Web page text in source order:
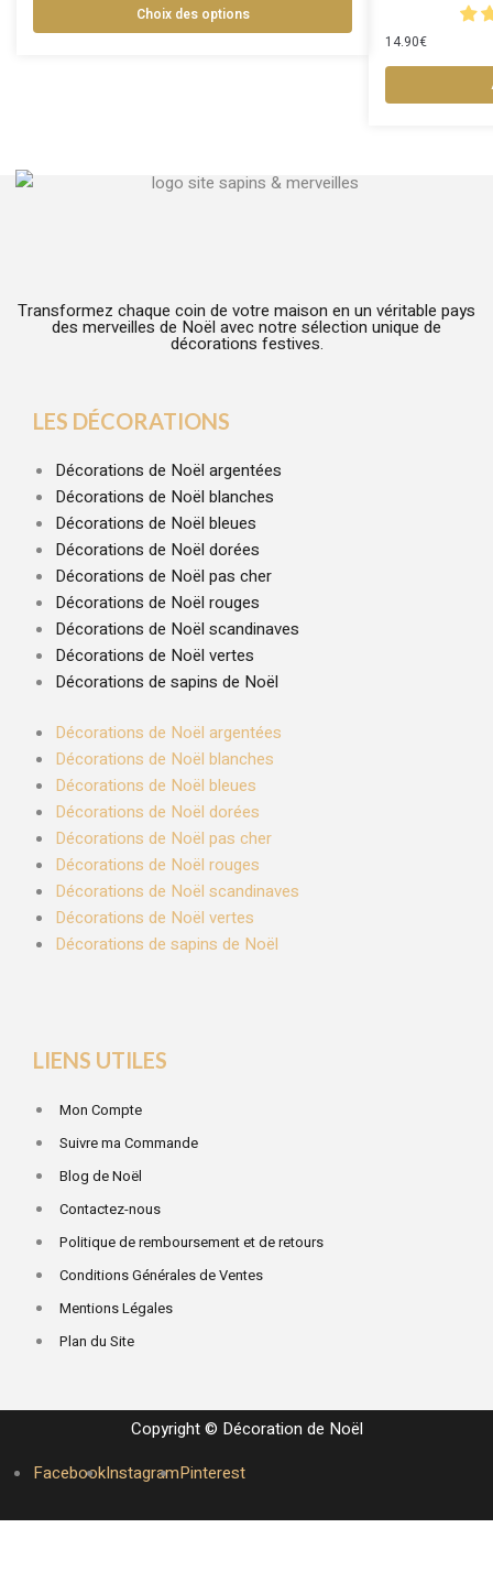
Choix des options
14.90€
Transformez chaque coin de votre maison en un véritable pays
des merveilles de Noël avec notre sélection unique de
décorations festives.
LES DÉCORATIONS
Décorations de Noël argentées
Décorations de Noël blanches
Décorations de Noël bleues
Décorations de Noël dorées
Décorations de Noël pas cher
Décorations de Noël rouges
Décorations de Noël scandinaves
Décorations de Noël vertes
Décorations de sapins de Noël
Décorations de Noël argentées
Décorations de Noël blanches
Décorations de Noël bleues
Décorations de Noël dorées
Décorations de Noël pas cher
Décorations de Noël rouges
Décorations de Noël scandinaves
Décorations de Noël vertes
Décorations de sapins de Noël
LIENS UTILES
Mon Compte
Suivre ma Commande
Blog de Noël
Contactez-nous
Politique de remboursement et de retours
Conditions Générales de Ventes
Mentions Légales
Plan du Site
Copyright © Décoration de Noël
FacebookInstagramPinterest